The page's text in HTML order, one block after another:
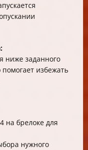
ниже заданного
избежать
на брелоке для
нужного